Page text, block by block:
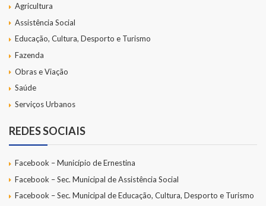
Agricultura
Assistência Social
Educação, Cultura, Desporto e Turismo
Fazenda
Obras e Viação
Saúde
Serviços Urbanos
REDES SOCIAIS
Facebook – Município de Ernestina
Facebook – Sec. Municipal de Assistência Social
Facebook – Sec. Municipal de Educação, Cultura, Desporto e Turismo